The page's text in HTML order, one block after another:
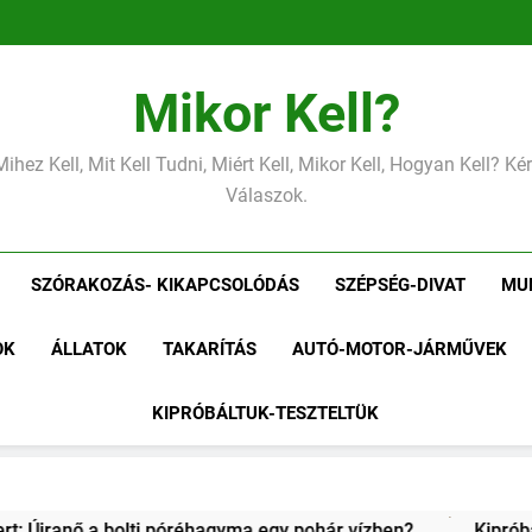
Mikor Kell?
Kell, Mit Kell Tudni, Miért Kell, Mikor Kell, Hogyan Kell?
Válaszok.
SZÓRAKOZÁS- KIKAPCSOLÓDÁS SZÉPSÉG-DIVAT
ÁLLATOK TAKARÍTÁS AUTÓ-MOTOR-JÁRMŰVEK
KIPRÓBÁLTUK-TESZTELTÜK